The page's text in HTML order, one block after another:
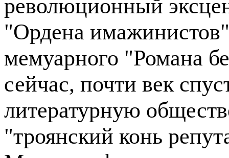
революционный
"Ордена
мемуарного "Романа
сейчас, почти век
литературную
"троянский конь